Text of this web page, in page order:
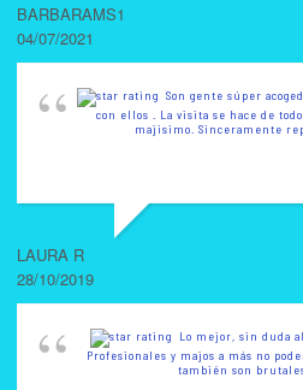
BARBARAMS1
04/07/2021
Son gente súper
con ellos . La visita se hace de
majisimo. Sinceramente
LAURA R
28/10/2019
Lo mejor, sin duda
Profesionales y majos a más no
también son